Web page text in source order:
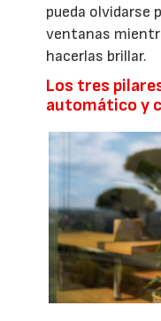
pueda olvidarse
ventanas
hacerlas brillar.
Los tres
automático y